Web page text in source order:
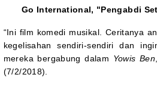
Go International, "Pengabdi
“Ini film komedi musikal. Ceritanya
kegelisahan sendiri-sendiri dan
mereka bergabung dalam Yowis Ben
(7/2/2018).